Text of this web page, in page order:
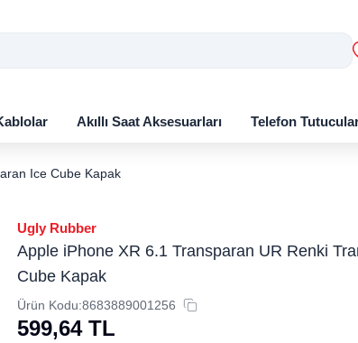
Akıllı Saat Aksesuarları Telefon
Ice Cube Kapak
Ugly Rubber
Apple iPhone XR 6.1 Transparan UR Renki
Cube Kapak
Ürün Kodu:8683889001256
599,64 TL